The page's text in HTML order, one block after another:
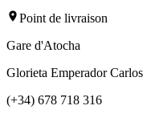
Point de livraison
Gare d'Atocha
Glorieta Emperador
(+34) 678 718 316